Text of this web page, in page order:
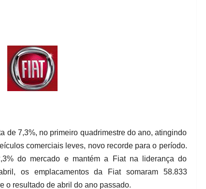
de 7,3%, no primeiro quadrimestre do ano, atingindo
comerciais leves, novo recorde para o período.
do mercado e mantém a Fiat na liderança do
os emplacamentos da Fiat somaram 58.833
o resultado de abril do ano passado.